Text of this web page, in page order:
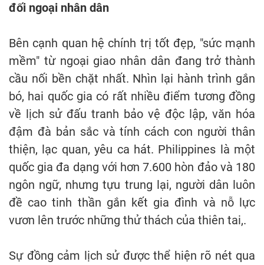
đối ngoại nhân dân
Bên cạnh quan hệ chính trị tốt đẹp, "sức mạnh
mềm" từ ngoại giao nhân dân đang trở thành
cầu nối bền chặt nhất. Nhìn lại hành trình gắn
bó, hai quốc gia có rất nhiều điểm tương đồng
về lịch sử đấu tranh bảo vệ độc lập, văn hóa
đậm đà bản sắc và tính cách con người thân
thiện, lạc quan, yêu ca hát. Philippines là một
quốc gia đa dạng với hơn 7.600 hòn đảo và 180
ngôn ngữ, nhưng tựu trung lại, người dân luôn
đề cao tinh thần gắn kết gia đình và nỗ lực
vươn lên trước những thử thách của thiên tai,.
Sự đồng cảm lịch sử được thể hiện rõ nét qua